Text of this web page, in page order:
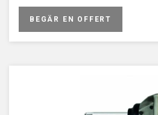
BEGÄR EN OFFERT